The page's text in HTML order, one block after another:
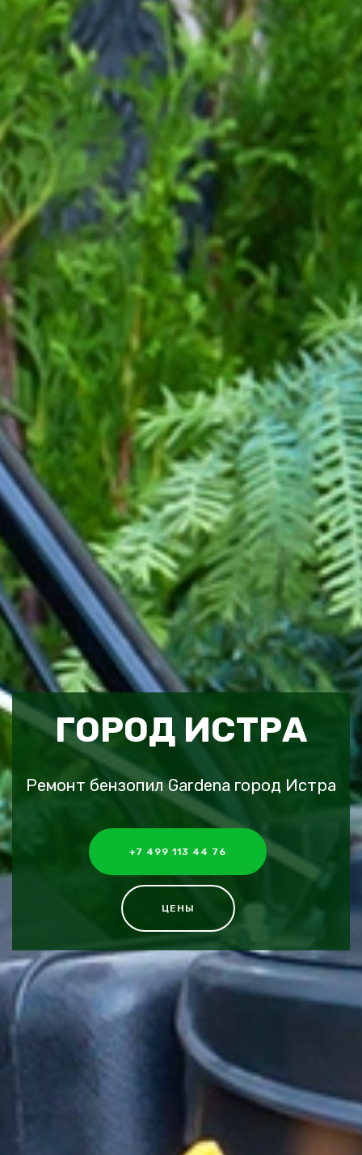
ГОРОД ИСТРА
Ремонт бензопил Gardena город Истра
+7 499 113 44 76
ЦЕНЫ